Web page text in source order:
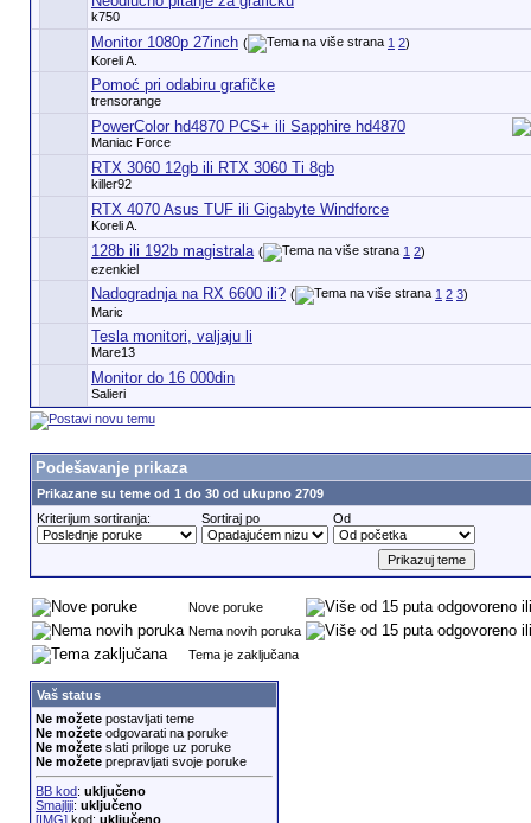
k750
Monitor 1080p 27inch ( 1 2)
Koreli A.
Pomoć pri odabiru grafičke
trensorange
PowerColor hd4870 PCS+ ili Sapphire hd4870
Maniac Force
RTX 3060 12gb ili RTX 3060 Ti 8gb
killer92
RTX 4070 Asus TUF ili Gigabyte Windforce
Koreli A.
128b ili 192b magistrala ( 1 2)
ezenkiel
Nadogradnja na RX 6600 ili? ( 1 2 3)
Maric
Tesla monitori, valjaju li
Mare13
Monitor do 16 000din
Salieri
Podešavanje prikaza
Prikazane su teme od 1 do 30 od ukupno 2709
Kriterijum sortiranja:
Sortiraj po Od
Nove poruke
Nema novih poruka
Tema je zaključana
Vaš status
Ne možetepostavljati teme
Ne možeteodgovarati na poruke
Ne možeteslati priloge uz poruke
Ne možeteprepravljati svoje poruke
BB kod: uključeno
Smajliji: uključeno
[IMG]kod: uključeno